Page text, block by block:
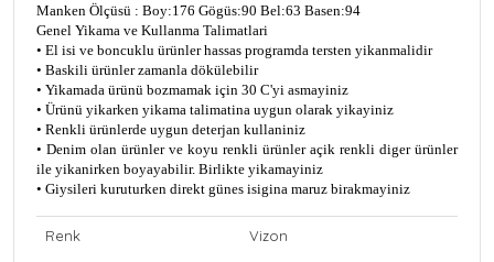
Manken Ölçüsü : Boy:176 Gögüs:90 Bel:63 Basen:94
Genel Yikama ve Kullanma Talimatlari
• El isi ve boncuklu ürünler hassas programda tersten yikanmalidir
• Baskili ürünler zamanla dökülebilir
• Yikamada ürünü bozmamak için 30 C'yi asmayiniz
• Ürünü yikarken yikama talimatina uygun olarak yikayiniz
• Renkli ürünlerde uygun deterjan kullaniniz
• Denim olan ürünler ve koyu renkli ürünler açik renkli diger ürünler
ile yikanirken boyayabilir. Birlikte yikamayiniz
• Giysileri kuruturken direkt günes isigina maruz birakmayiniz
Renk Vizon